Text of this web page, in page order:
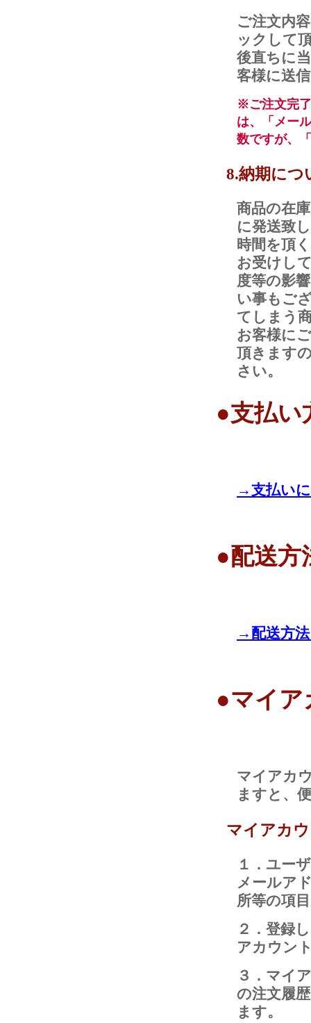
ご注文内
ックして
後直ちに
客様に送
※ご注文完
は、「メー
数ですが、
8.納期につ
商品の在
に発送致
時間を頂
お受けし
度等の影
い事もご
てしまう
お客様に
頂きます
さい。
●支払い
→支払い
●配送方
→配送方
●マイア
マイアカ
ますと、
マイアカ
１．ユー
メールア
所等の項
２．登録
アカウン
３．マイ
の注文履
ます。